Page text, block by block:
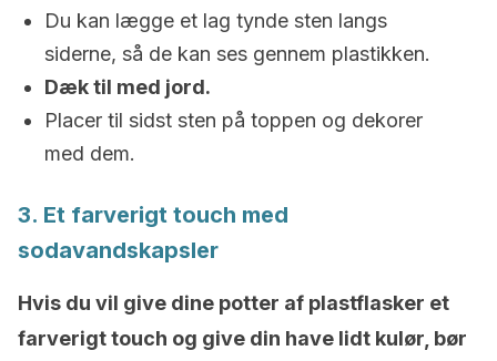
Du kan lægge et lag tynde sten langs
siderne, så de kan ses gennem plastikken.
Dæk til med jord.
Placer til sidst sten på toppen og dekorer
med dem.
3. Et farverigt touch med
sodavandskapsler
Hvis du vil give dine potter af plastflasker et
farverigt touch og give din have lidt kulør, bør